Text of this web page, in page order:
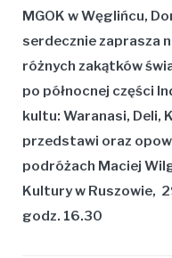
MGOK w Węglińcu,
serdecznie zaprasza
różnych zakątków
po północnej części
kultu: Waranasi, Deli,
przedstawi oraz
podróżach Maciej
Kultury w Ruszowie,
godz. 16.30